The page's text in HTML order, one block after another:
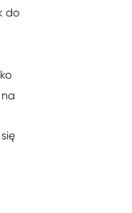
do